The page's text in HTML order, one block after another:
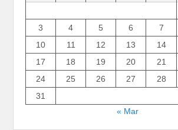
3
4 5 6 7
10
11 12 13 14
17
18 19 20 21
24
25 26 27 28
31
« Mar